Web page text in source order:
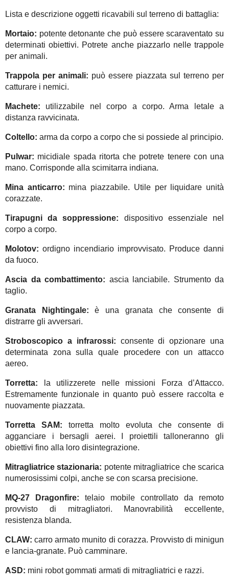
Lista e descrizione oggetti ricavabili sul terreno di battaglia:
Mortaio: potente detonante che può essere scaraventato su
determinati obiettivi. Potrete anche piazzarlo nelle trappole
per animali.
Trappola per animali: può essere piazzata sul terreno per
catturare i nemici.
Machete: utilizzabile nel corpo a corpo. Arma letale a
distanza ravvicinata.
Coltello: arma da corpo a corpo che si possiede al principio.
Pulwar: micidiale spada ritorta che potrete tenere con una
mano. Corrisponde alla scimitarra indiana.
Mina anticarro: mina piazzabile. Utile per liquidare unità
corazzate.
Tirapugni da soppressione: dispositivo essenziale nel
corpo a corpo.
Molotov: ordigno incendiario improvvisato. Produce danni
da fuoco.
Ascia da combattimento: ascia lanciabile. Strumento da
taglio.
Granata Nightingale: è una granata che consente di
distrarre gli avversari.
Stroboscopico a infrarossi: consente di opzionare una
determinata zona sulla quale procedere con un attacco
aereo.
Torretta: la utilizzerete nelle missioni Forza d’Attacco.
Estremamente funzionale in quanto può essere raccolta e
nuovamente piazzata.
Torretta SAM: torretta molto evoluta che consente di
agganciare i bersagli aerei. I proiettili talloneranno gli
obiettivi fino alla loro disintegrazione.
Mitragliatrice stazionaria: potente mitragliatrice che scarica
numerosissimi colpi, anche se con scarsa precisione.
MQ-27 Dragonfire: telaio mobile controllato da remoto
provvisto di mitragliatori. Manovrabilità eccellente,
resistenza blanda.
CLAW: carro armato munito di corazza. Provvisto di minigun
e lancia-granate. Può camminare.
ASD: mini robot gommati armati di mitragliatrici e razzi.